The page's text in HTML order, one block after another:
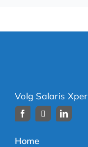
Volg Salaris
Home